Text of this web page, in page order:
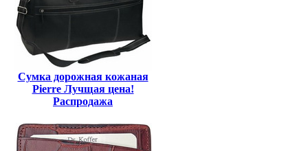
Сумка дорожная кожаная
Pierre Лучщая цена!
Распродажа